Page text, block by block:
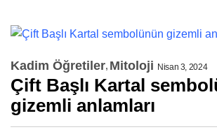
Kadim Öğretiler Mitoloji Nisan 3, 2024
Çift Başlı Kartal
gizemli anlamları